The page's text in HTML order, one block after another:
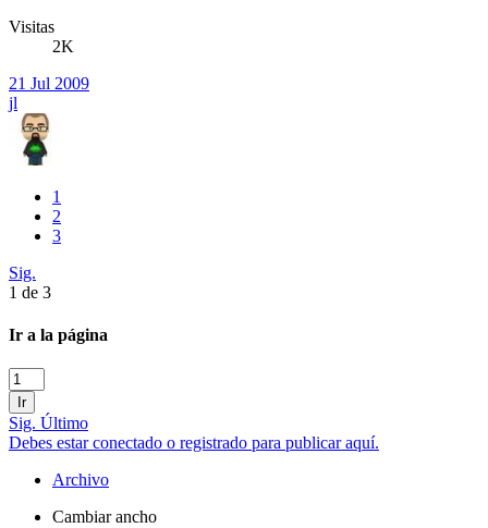
Visitas
2K
21 Jul 2009
jl
1
2
3
Sig.
1 de 3
Ir a la página
Ir
Sig. Último
Debes estar conectado o registrado para publicar aquí.
Archivo
Cambiar ancho